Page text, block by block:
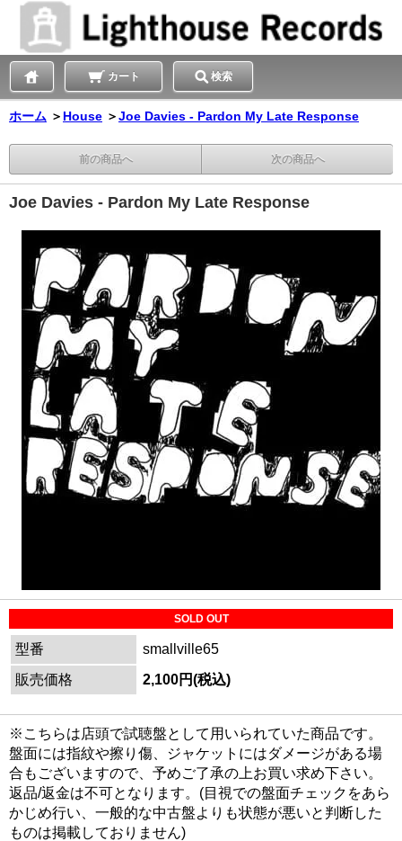
カート 検索
ホーム ＞ House ＞Joe Davies - Pardon My Late Response
前の商品へ 次の商品へ
Joe Davies - Pardon My Late Response
SOLD OUT
型番
smallville65
販売価格
2,100円(税込)
※こちらは店頭で試聴盤として用いられていた商品です。
盤面には指紋や擦り傷、ジャケットにはダメージがある場
合もございますので、予めご了承の上お買い求め下さい。
返品/返金は不可となります。(目視での盤面チェックをあら
かじめ行い、一般的な中古盤よりも状態が悪いと判断した
ものは掲載しておりません)